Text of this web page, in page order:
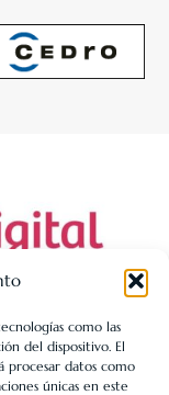
como las
del dispositivo. El
procesar datos como
únicas en este
sido beneficiaria
de la